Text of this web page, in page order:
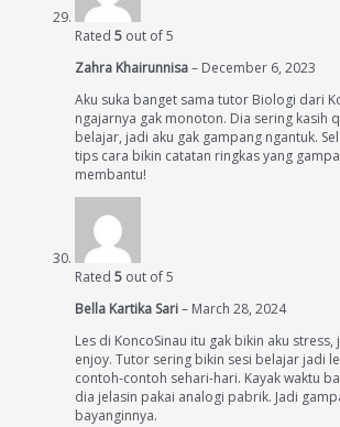
Rated 5 out of 5
Zahra Khairunnisa– December 6, 2023
Aku suka banget sama tutor Biologi dari
ngajarnya gak monoton. Dia sering kasih
belajar, jadi aku gak gampang ngantuk.
tips cara bikin catatan ringkas yang
membantu!
Rated 5 out of 5
Bella Kartika Sari– March 28, 2024
Les di KoncoSinau itu gak bikin aku
enjoy. Tutor sering bikin sesi belajar jadi
contoh-contoh sehari-hari. Kayak waktu
dia jelasin pakai analogi pabrik. Jadi
bayanginnya.